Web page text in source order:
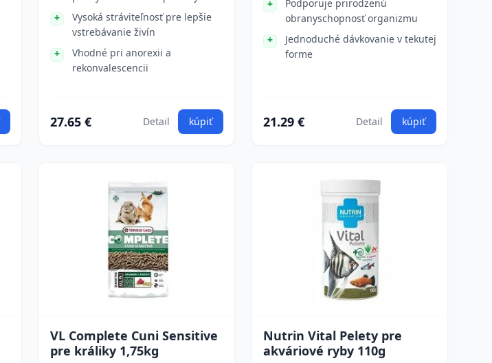
Vysoká stráviteľnosť pre lepšie
vstrebávanie živín
Vhodné pri anorexii a
rekonvalescencii
27.65 € Detail kúpiť
Podporuje prirodzenú
obranyschopnosť organizmu
Jednoduché dávkovanie v tekutej
forme
21.29 € Detail kúpiť
VL Complete Cuni Sensitive
pre králiky 1,75kg
Nutrin Vital Pelety pre
akváriové ryby 110g